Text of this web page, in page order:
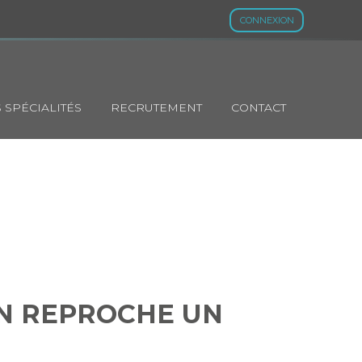
CONNEXION
SPÉCIALITÉS RECRUTEMENT CONTACT
REPROCHE UN